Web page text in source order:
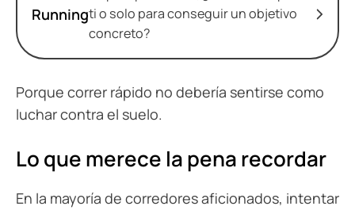
Runningti o solo para conseguir un objetivo
concreto?
Porque correr rápido no debería sentirse como
luchar contra el suelo.
Lo que merece la pena recordar
En la mayoría de corredores aficionados, intentar